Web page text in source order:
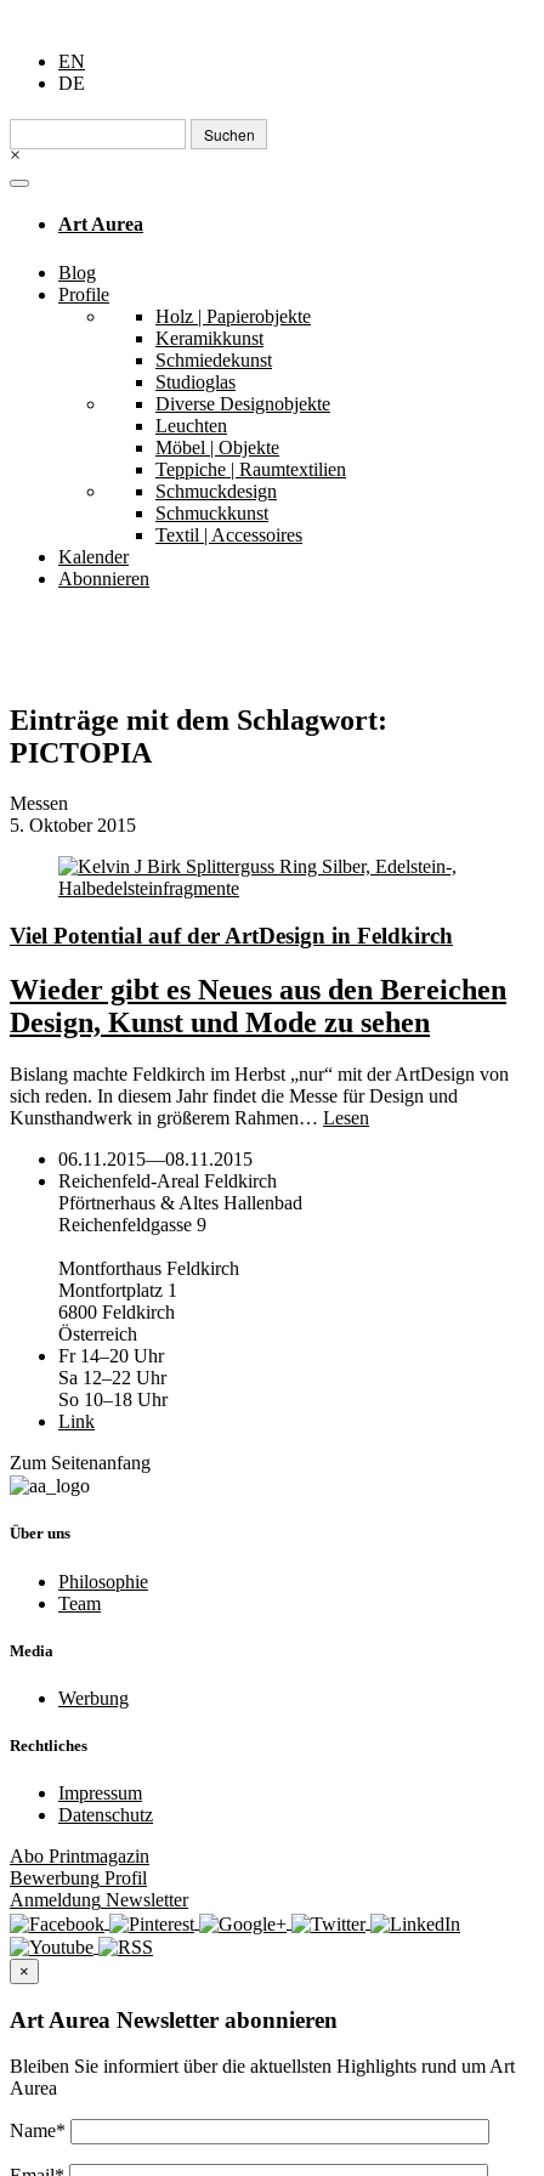
EN
DE
Suchen
nach:
×
Art Aurea
Blog
Profile
Holz | Papierobjekte
Keramikkunst
Schmiedekunst
Studioglas
Diverse Designobjekte
Leuchten
Möbel | Objekte
Teppiche | Raumtextilien
Schmuckdesign
Schmuckkunst
Textil | Accessoires
Kalender
Abonnieren
Einträge mit dem Schlagwort:
PICTOPIA
Messen
5. Oktober 2015
Viel Potential auf der ArtDesign in Feldkirch
Wieder gibt es Neues aus den Bereichen
Design, Kunst und Mode zu sehen
Bislang machte Feldkirch im Herbst „nur“ mit der ArtDesign von
sich reden. In diesem Jahr findet die Messe für Design und
Kunsthandwerk in größerem Rahmen… Lesen
06.11.2015—08.11.2015
Reichenfeld-Areal Feldkirch
Pförtnerhaus & Altes Hallenbad
Reichenfeldgasse 9
Montforthaus Feldkirch
Montfortplatz 1
6800 Feldkirch
Österreich
Fr 14–20 Uhr
Sa 12–22 Uhr
So 10–18 Uhr
Link
Zum Seitenanfang
Über uns
Philosophie
Team
Media
Werbung
Rechtliches
Impressum
Datenschutz
Abo Printmagazin
Bewerbung Profil
Anmeldung Newsletter
×
Art Aurea Newsletter abonnieren
Bleiben Sie informiert über die aktuellsten Highlights rund um Art
Aurea
Name*